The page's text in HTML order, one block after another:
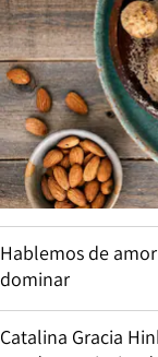
Hablemos de
dominar
Catalina Gracia